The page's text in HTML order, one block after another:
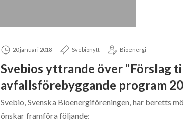
20 januari 2018 Svebionytt Bioenergi
Svebios yttrande över ”Förslag
avfallsförebyggande program
Svebio, Svenska Bioenergiföreningen, har beretts
önskar framföra följande: